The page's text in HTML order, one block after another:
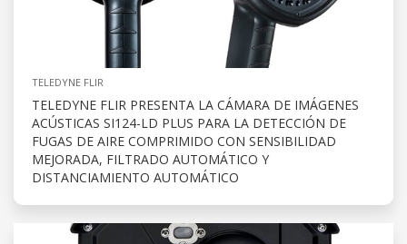
TELEDYNE FLIR
TELEDYNE FLIR PRESENTA LA CÁMARA DE IMÁGENES
ACÚSTICAS SI124-LD PLUS PARA LA DETECCIÓN DE
FUGAS DE AIRE COMPRIMIDO CON SENSIBILIDAD
MEJORADA, FILTRADO AUTOMÁTICO Y
DISTANCIAMIENTO AUTOMÁTICO